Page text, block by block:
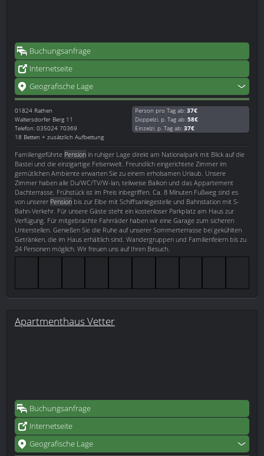
Buchungsanfrage
Internetseite
Geografische Lage
01824 Rathen
Waltersdorfer Berg 11
Telefon: 035024 70369
18 Betten + zusätzlich Aufbettung
Person pro Tag ab: 37€
Doppelzi. p. Tag ab: 58€
Einzelzi. p. Tag ab: 37€
Familiengeführte Pension in ruhiger Lage direkt am Nationalpark mit Blick auf die
Bastei und die einzigartige Felsenwelt. Freundlich eingerichtete Zimmer im
gemütlichen Ambiente erwarten Sie zu einem erholsamen Urlaub. Unsere
Zimmer haben alle Du/WC/TV/W-lan, teilweise Balkon und das Appartement
Dachterrasse. Frühstück ist im Preis inbegriffen. Ca. 8 Minuten Fußweg sind es
von unserer Pension bis zur Elbe mit Schiffsanlegestelle und Bahnstation mit S-
Bahn-Verkehr. Für unsere Gäste steht ein kostenloser Parkplatz am Haus zur
Verfügung. Für mitgebrachte Fahrräder haben wir eine Garage zum sicheren
Unterstellen. Genießen Sie die Ruhe auf unserer Sommerterrasse bei gekühlten
Getränken, die im Haus erhältlich sind. Wandergruppen und Familienfeiern bis zu
24 Personen möglich. Wir freuen uns auf Ihren Besuch.
Apartmenthaus Vetter
Buchungsanfrage
Internetseite
Geografische Lage